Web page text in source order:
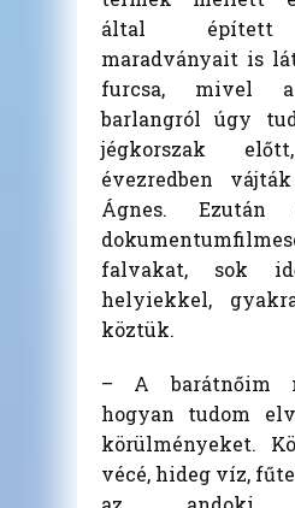
által épített
maradványait is
furcsa, mivel
barlangról úgy
jégkorszak
évezredben
Ágnes. Ezután
falvakat, sok
helyiekkel,
köztük.
– A barátnőim
hogyan tudom
körülményeket.
vécé, hideg víz,